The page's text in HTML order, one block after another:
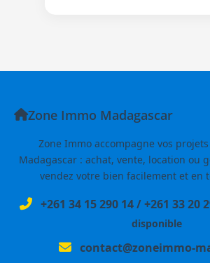
Zone Immo Madagascar
Zone Immo accompagne vos
Madagascar : achat, vente, location ou
vendez votre bien facilement et en
+261 34 15 290 14/+261 33 20
disponible
contact@zoneimmo-